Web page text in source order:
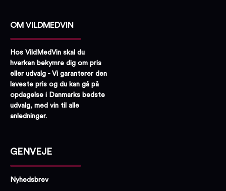
OM VILDMEDVIN
Hos VildMedVin skal du
hverken bekymre dig om pris
eller udvalg - Vi garanterer den
laveste pris og du kan gå på
opdagelse i Danmarks bedste
udvalg, med vin til alle
anledninger.
GENVEJE
Nyhedsbrev